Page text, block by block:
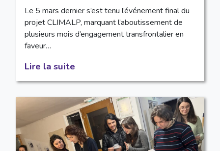
Le 5 mars dernier s’est tenu l’événement final du
projet CLIMALP, marquant l’aboutissement de
plusieurs mois d’engagement transfrontalier en
faveur…
Lire la suite